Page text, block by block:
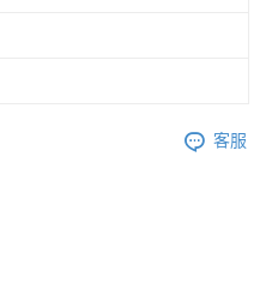
客服